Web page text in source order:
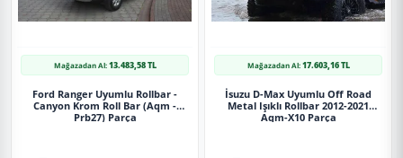
Mağazadan Al:13.483,58 TL
Ford Ranger Uyumlu Rollbar -
Canyon Krom Roll Bar (Aqm -
Prb27) Parça
Mağazadan Al:17.603,16 TL
İsuzu D-Max Uyumlu Off Road
Metal Işıklı Rollbar 2012-2021
Aqm-X10 Parça